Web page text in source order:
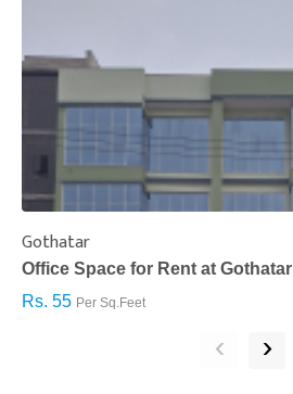
Gothatar
Office Space for Rent at Gothatar
Rs. 55 Per Sq.Feet
‹ ›